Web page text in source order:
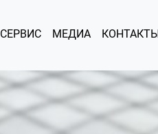
СЕРВИС МЕДИА КОНТАКТЫ